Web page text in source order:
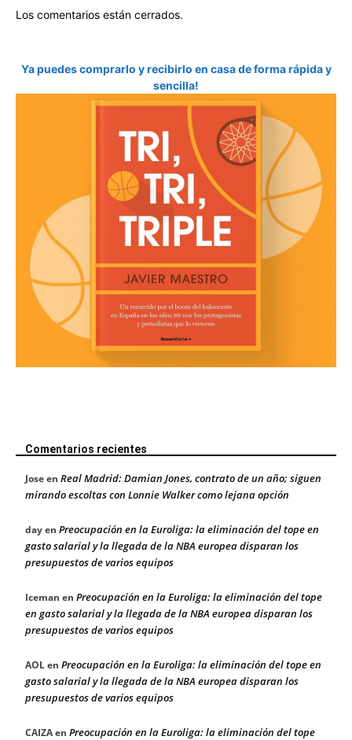
Los comentarios están cerrados.
Ya puedes comprarlo y recibirlo en casa de forma rápida y
sencilla!
Comentarios recientes
Joseen Real Madrid: Damian Jones, contrato de un año; siguen
mirando escoltas con Lonnie Walker como lejana opción
dayen Preocupación en la Euroliga: la eliminación del tope en
gasto salarial y la llegada de la NBA europea disparan los
presupuestos de varios equipos
Iceman en Preocupación en la Euroliga: la eliminación del tope
en gasto salarial y la llegada de la NBA europea disparan los
presupuestos de varios equipos
AOLen Preocupación en la Euroliga: la eliminación del tope en
gasto salarial y la llegada de la NBA europea disparan los
presupuestos de varios equipos
CAIZAen Preocupación en la Euroliga: la eliminación del tope